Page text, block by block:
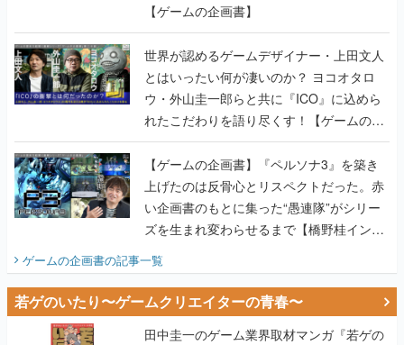
【ゲームの企画書】
世界が認めるゲームデザイナー・上田文人
とはいったい何が凄いのか？ ヨコオタロ
ウ・外山圭一郎らと共に『ICO』に込めら
れたこだわりを語り尽くす！【ゲームの企
画書】
【ゲームの企画書】『ペルソナ3』を築き
上げたのは反骨心とリスペクトだった。赤
い企画書のもとに集った“愚連隊”がシリー
ズを生まれ変わらせるまで【橋野桂インタ
ゲームの企画書の記事一覧
若ゲのいたり〜ゲームクリエイターの青春〜
田中圭一のゲーム業界取材マンガ『若ゲの